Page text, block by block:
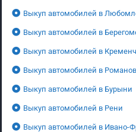
Выкуп автомобилей в
Выкуп автомобилей в
Выкуп автомобилей в
Выкуп автомобилей в
Выкуп автомобилей в Бурыни
Выкуп автомобилей в Рени
Выкуп автомобилей в Ивано-